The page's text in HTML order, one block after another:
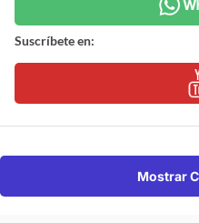
Suscríbete en:
Mostrar